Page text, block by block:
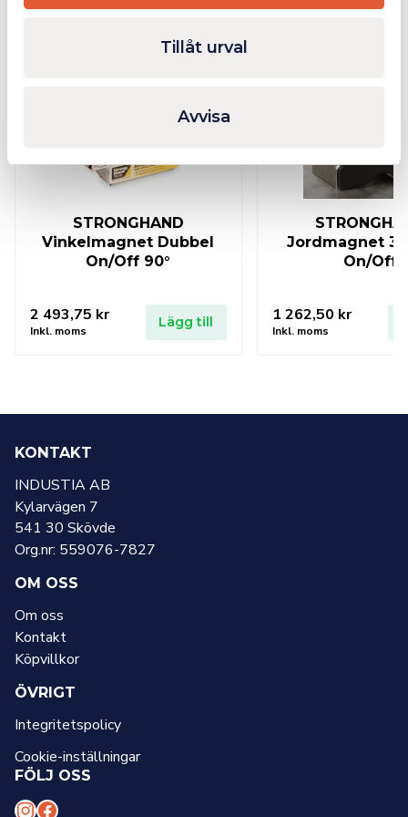
Tillåt urval
Avvisa
STRONGHAND
Vinkelmagnet Dubbel
On/Off 90°
2 493,75 kr
Inkl. moms
Lägg till
Jordmagnet
On/Off
1 262,50 kr
Inkl. moms
KONTAKT
INDUSTIA AB
Kylarvägen 7
541 30 Skövde
Org.nr: 559076-7827
OM OSS
Om oss
Kontakt
Köpvillkor
ÖVRIGT
Integritetspolicy
Cookie-inställningar
FÖLJ OSS